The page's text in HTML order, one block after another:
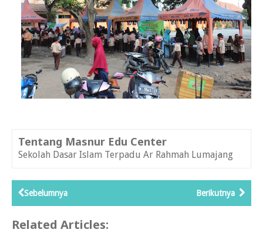
Tentang Masnur Edu Center
Sekolah Dasar Islam Terpadu Ar Rahmah Lumajang
Berikutnya
Sebelumnya
Related Articles: